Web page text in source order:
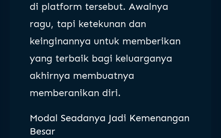
di platform tersebut. Awalnya
ragu, tapi ketekunan dan
keinginannya untuk memberikan
yang terbaik bagi keluarganya
akhirnya membuatnya
memberanikan diri.
Modal Seadanya Jadi Kemenangan
Besar